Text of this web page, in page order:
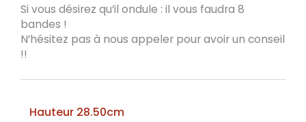
Si vous désirez qu’il ondule : il vous faudra 8
bandes !
N’hésitez pas à nous appeler pour avoir un conseil
!!
Hauteur 28.50cm